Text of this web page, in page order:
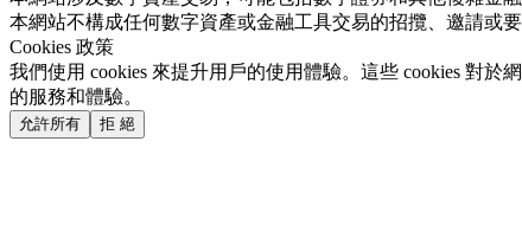
本網站不構成任何數字資產或金融工具交易的招攬、邀請或要
Cookies 政策
我們使用 cookies 來提升用戶的使用體驗。這些 cookies 對
的服務和體驗。
允許所有 拒 絕